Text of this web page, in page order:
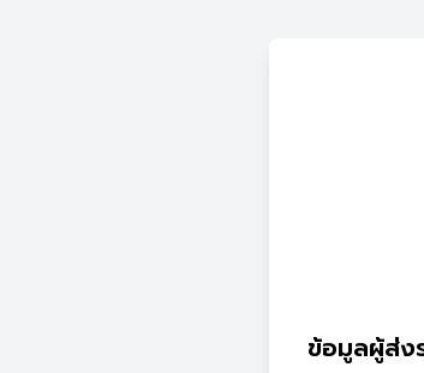
ข้อมูลผู้ส่ง